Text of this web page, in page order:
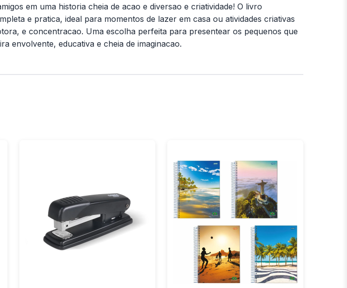
em uma historia cheia de acao e diversao e criatividade! O livro
e pratica, ideal para momentos de lazer em casa ou atividades criativas
e concentracao. Uma escolha perfeita para presentear os pequenos que
envolvente, educativa e cheia de imaginacao.